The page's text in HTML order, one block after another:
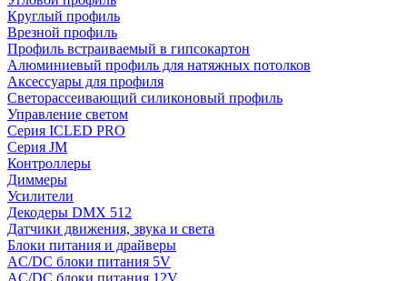
Круглый профиль
Врезной профиль
Профиль встраиваемый в гипсокартон
Алюминиевый профиль для натяжных потолков
Аксессуары для профиля
Светорассеивающий силиконовый профиль
Управление светом
Серия ICLED PRO
Серия JM
Контроллеры
Диммеры
Усилители
Декодеры DMX 512
Датчики движения, звука и света
Блоки питания и драйверы
AC/DC блоки питания 5V
AC/DC блоки питания 12V